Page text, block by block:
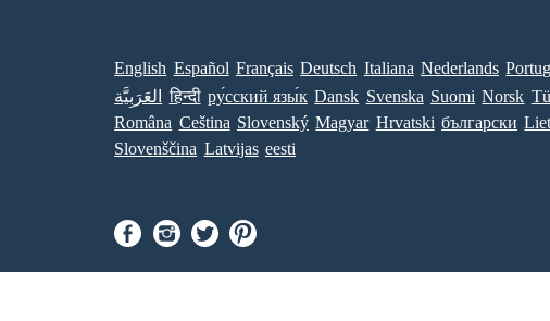
English Español Français Deutsch Italiana Nederlands
العَرَبِيَّة
हिन्दी ру́сский язы́к Dansk Svenska Suomi Norsk
Româna Ceština Slovenský Magyar Hrvatski български
Slovenščina Latvijas eesti